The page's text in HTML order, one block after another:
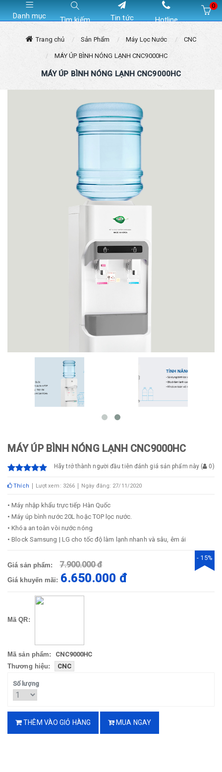
Danh mục Tìm kiếm Tin tức Hotline
0
Trang chủ Sản Phẩm Máy Lọc Nước CNC
MÁY ÚP BÌNH NÓNG LẠNH CNC9000HC
MÁY ÚP BÌNH NÓNG LẠNH CNC9000HC
MÁY ÚP BÌNH NÓNG LẠNH CNC9000HC
Hãy trở thành người đầu tiên đánh giá sản phẩm này ( 0)
Thích Lượt xem: 3266 Ngày đăng: 27/11/2020
• Máy nhập khẩu trực tiếp Hàn Quốc
• Máy úp bình nước 20L hoặc TOP lọc nước.
• Khóa an toàn vòi nước nóng
• Block Samsung | LG cho tốc độ làm lạnh nhanh và sâu, êm ái
Giá sản phẩm: 7.900.000 đ
Giá khuyến mãi: 6.650.000 đ
- 15%
Mã QR:
Mã sản phẩm:
CNC9000HC
Thương hiệu:
CNC
Số lượng
THÊM VÀO GIỎ HÀNG MUA NGAY